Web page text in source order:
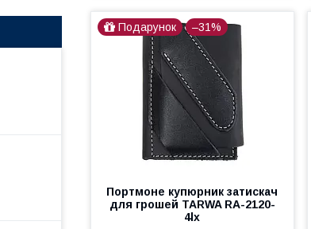
Подарунок –31%
Портмоне купюрник затискач
для грошей TARWA RA-2120-
4lx